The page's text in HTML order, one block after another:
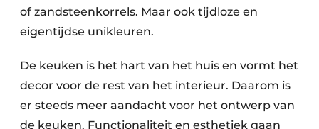
of zandsteenkorrels. Maar ook tijdloze en
eigentijdse unikleuren.
De keuken is het hart van het huis en vormt het
decor voor de rest van het interieur. Daarom is
er steeds meer aandacht voor het ontwerp van
de keuken. Functionaliteit en esthetiek gaan